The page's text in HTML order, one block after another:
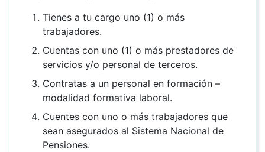
Tienes a tu cargo uno (1) o más
trabajadores.
Cuentas con uno (1) o más prestadores de
servicios y/o personal de terceros.
Contratas a un personal en formación –
modalidad formativa laboral.
Cuentes con uno o más trabajadores que
sean asegurados al Sistema Nacional de
Pensiones.